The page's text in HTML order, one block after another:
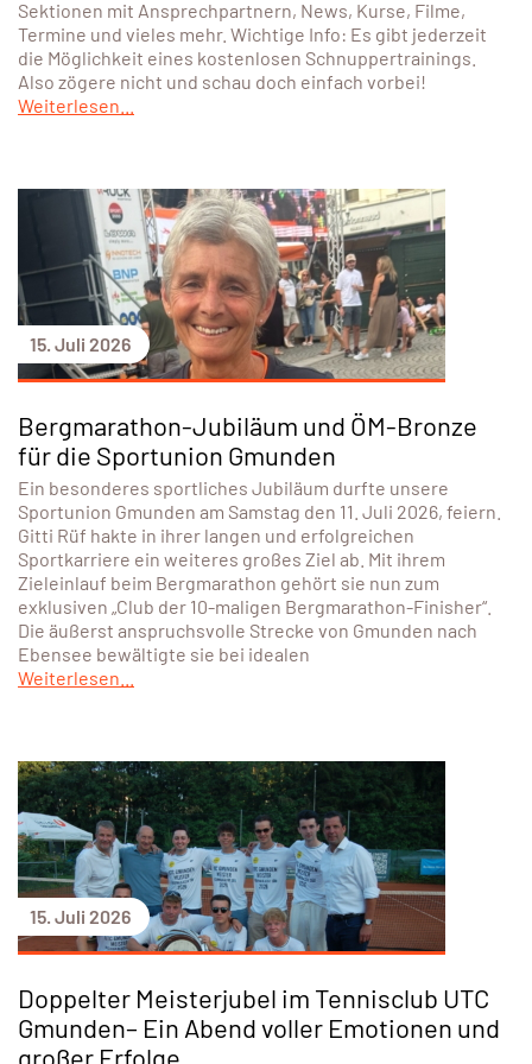
Sektionen mit Ansprechpartnern, News, Kurse, Filme,
Termine und vieles mehr. Wichtige Info: Es gibt jederzeit
die Möglichkeit eines kostenlosen Schnuppertrainings.
Also zögere nicht und schau doch einfach vorbei!
Weiterlesen...
15. Juli 2026
Bergmarathon-Jubiläum und ÖM-Bronze
für die Sportunion Gmunden
Ein besonderes sportliches Jubiläum durfte unsere
Sportunion Gmunden am Samstag den 11. Juli 2026, feiern.
Gitti Rüf hakte in ihrer langen und erfolgreichen
Sportkarriere ein weiteres großes Ziel ab. Mit ihrem
Zieleinlauf beim Bergmarathon gehört sie nun zum
exklusiven „Club der 10-maligen Bergmarathon-Finisher“.
Die äußerst anspruchsvolle Strecke von Gmunden nach
Ebensee bewältigte sie bei idealen
Weiterlesen...
15. Juli 2026
Doppelter Meisterjubel im Tennisclub UTC
Gmunden– Ein Abend voller Emotionen und
großer Erfolge